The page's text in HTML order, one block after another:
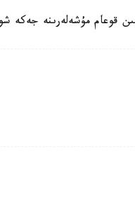
قوعام مۇشەلەرىنە جەكە